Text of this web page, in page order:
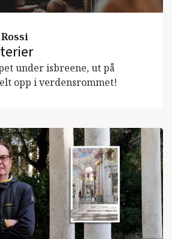
under isbreene, ut på
opp i verdensrommet!